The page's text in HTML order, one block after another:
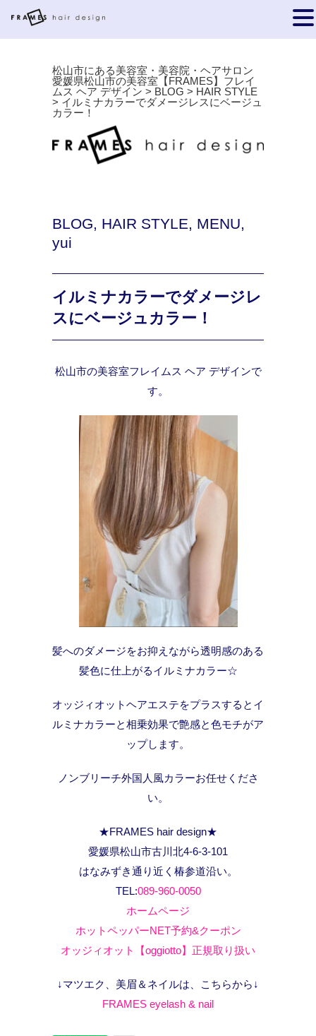
松山市にある美容室・美容院・ヘアサロン
愛媛県松山市の美容室【FRAMES】フレイ
ムス ヘア デザイン > BLOG > HAIR STYLE
> イルミナカラーでダメージレスにベージュ
カラー！
BLOG, HAIR STYLE, MENU,
yui
イルミナカラーでダメージレ
スにベージュカラー！
松山市の美容室フレイムス ヘア デザインで
す。
髪へのダメージをお抑えながら透明感のある
髪色に仕上がるイルミナカラー☆
オッジィオットヘアエステをプラスするとイ
ルミナカラーと相乗効果で艶感と色モチがア
ップします。
ノンブリーチ外国人風カラーお任せくださ
い。
★FRAMES hair design★
愛媛県松山市古川北4-6-3-101
はなみずき通り近く椿参道沿い。
TEL:089-960-0050
ホームページ
ホットペッパーNET予約&クーポン
オッジィオット【oggiotto】正規取り扱い
↓マツエク、美眉＆ネイルは、こちらから↓
FRAMES eyelash & nail